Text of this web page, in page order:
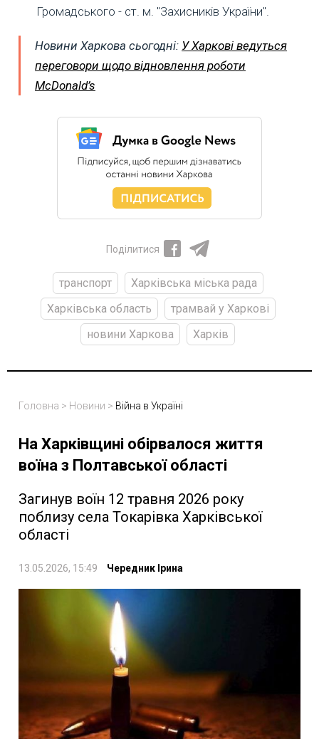
Громадського - ст. м. "Захисників України".
Новини Харкова сьогодні: У Харкові ведуться
переговори щодо відновлення роботи
McDonald’s
Поділитися
транспорт
Харківська міська рада
Харківська область
трамвай у Харкові
новини Харкова
Харків
Головна > Новини > Війна в Україні
На Харківщині обірвалося життя
воїна з Полтавської області
Загинув воїн 12 травня 2026 року
поблизу села Токарівка Харківської
області
13.05.2026, 15:49 Чередник Ірина